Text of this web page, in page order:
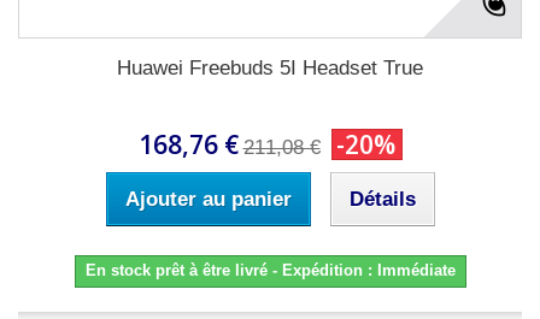
Huawei Freebuds 5I Headset True
168,76 € 211,08 € -20%
Ajouter au panier Détails
En stock prêt à être livré - Expédition : Immédiate